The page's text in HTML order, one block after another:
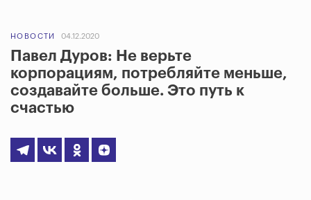
НОВОСТИ 04.12.2020
Павел Дуров: Не верьте
корпорациям, потребляйте меньше,
создавайте больше. Это путь к
счастью